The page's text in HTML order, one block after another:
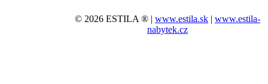
© 2026 ESTILA ® |www.estila.sk |www.estila-
nabytek.cz